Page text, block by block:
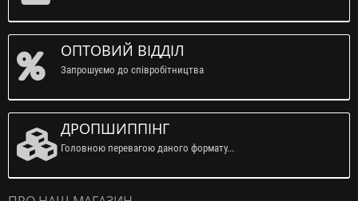
ОПТОВИЙ ВІДДІЛ
Запрошуємо до співробітництва
ДРОПШИППІНГ
Головною перевагою даного формату...